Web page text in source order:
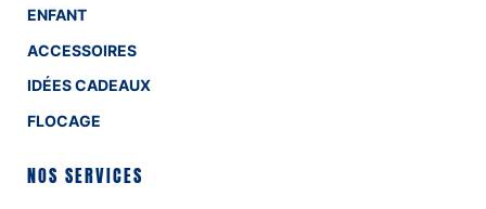
ENFANT
ACCESSOIRES
IDÉES CADEAUX
FLOCAGE
NOS SERVICES